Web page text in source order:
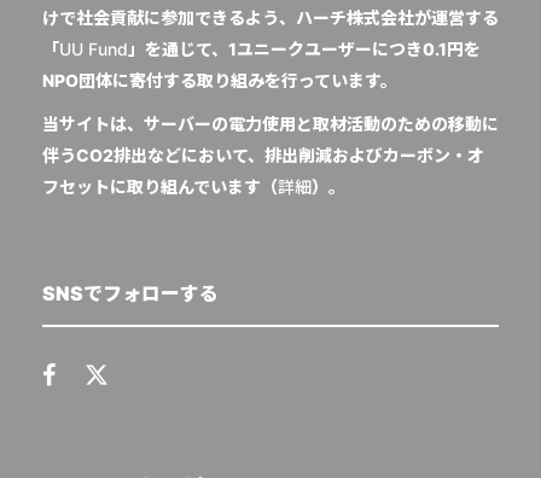
けで社会貢献に参加できるよう、ハーチ株式会社が運営する
「UU Fund 」を通じて、1ユニークユーザーにつき0.1円を
NPO団体に寄付する取り組みを行っています。
当サイトは、サーバーの電力使用と取材活動のための移動に
伴うCO2排出などにおいて、排出削減およびカーボン・オ
フセットに取り組んでいます（詳細）。
SNSでフォローする